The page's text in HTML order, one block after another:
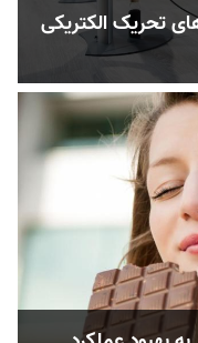
تحریک الکتریکی